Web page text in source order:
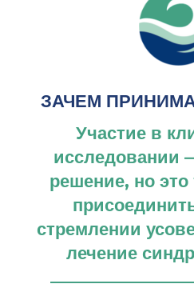
ЗАЧЕМ
Участие в
исследовании
решение, но
стремлении
лечение